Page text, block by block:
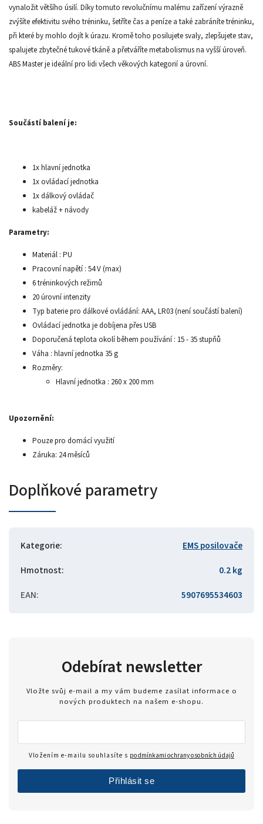
vynaložit většího úsilí. Díky tomuto revolučnímu malému zařízení výrazně
zvýšíte efektivitu svého tréninku, šetříte čas a peníze a také zabráníte tréninku,
při které by mohlo dojít k úrazu. Kromě toho posilujete svaly, zlepšujete stav,
spalujete zbytečné tukové tkáně a přetváříte metabolismus na vyšší úroveň.
ABS Master je ideální pro lidi všech věkových kategorií a úrovní.
Součástí balení je:
1x hlavní jednotka
1x ovládací jednotka
1x dálkový ovládač
kabeláž + návody
Parametry:
Materiál : PU
Pracovní napětí : 54 V (max)
6 tréninkových režimů
20 úrovní intenzity
Typ baterie pro dálkové ovládání: AAA, LR03 (není součástí balení)
Ovládací jednotka je dobíjena přes USB
Doporučená teplota okolí během používání : 15 - 35 stupňů
Váha : hlavní jednotka 35 g
Rozměry:
Hlavní jednotka : 260 x 200 mm
Upozornění:
Pouze pro domácí využití
Záruka: 24 měsíců
Doplňkové parametry
Kategorie:
EMS posilovače
Hmotnost:
0.2 kg
EAN: 5907695534603
Odebírat newsletter
Vložte svůj e-mail a my vám budeme zasílat informace o
nových produktech na našem e-shopu.
Vložením e-mailu souhlasíte s podmínkami ochrany osobních údajů
Přihlásit se